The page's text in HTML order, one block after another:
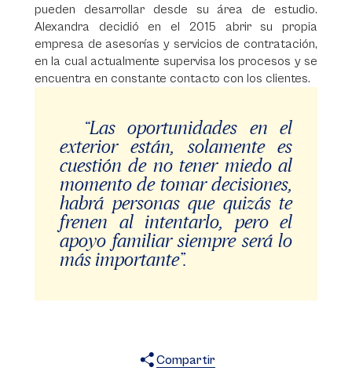
pueden desarrollar desde su área de estudio.
Alexandra decidió en el 2015 abrir su propia
empresa de asesorías y servicios de contratación,
en la cual actualmente supervisa los procesos y se
encuentra en constante contacto con los clientes.
“Las oportunidades en el
exterior están, solamente es
cuestión de no tener miedo al
momento de tomar decisiones,
habrá personas que quizás te
frenen al intentarlo, pero el
apoyo familiar siempre será lo
más importante”.
Compartir